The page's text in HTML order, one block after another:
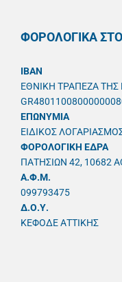
ΦΟΡΟΛΟΓΙΚΑ
IBAN
ΕΘΝΙΚΗ ΤΡΑΠΕΖΑ
ΕΠΩΝΥΜΙΑ
ΕΙΔΙΚΟΣ
ΦΟΡΟΛΟΓΙΚΗ ΕΔΡΑ
ΠΑΤΗΣΙΩΝ 42, 10682
A.Φ.Μ.
099793475
Δ.Ο.Υ.
ΚΕΦΟΔΕ ΑΤΤΙΚΗΣ